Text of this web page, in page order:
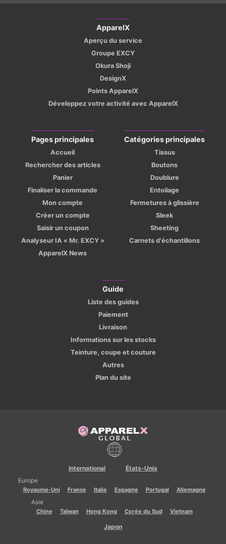
ApparelX
Aperçu du service
Groupe EXCY
Okura Shoji
DesignX
Points ApparelX
Développez votre activité avec ApparelX
Pages principales
Accueil
Rechercher des articles
Panier
Finaliser la commande
Mon compte
Créer un compte
Saisir un coupon
Analyseur IA « Mr. EXCY »
ApparelX News
Catégories principales
Tissus
Boutons
Doublure
Entoilage
Fermetures à glissière
Sleek
Sheeting
Carnets d'échantillons
Guide
Liste des guides
Paiement
Livraison
Informations sur les stocks
Teinture, coupe et couture
Autres
Plan du site
International
États-Unis
Europe
Royaume-Uni France Italie Espagne Portugal Allemagne
Asie
Chine Taïwan Hong Kong Corée du Sud Vietnam
Japon